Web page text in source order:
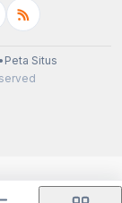
Peta Situs